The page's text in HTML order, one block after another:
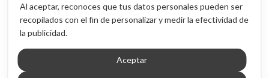
Política de privacidad
Política de cookies
© 2026 Inmubi · Inversión inmobiliaria en España
Al aceptar, reconoces que tus datos personales pueden ser
recopilados con el fin de personalizar y medir la efectividad de
la publicidad.
Aceptar